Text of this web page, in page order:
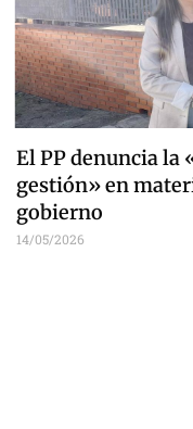
El PP denuncia la
gestión» en
gobierno
14/05/2026